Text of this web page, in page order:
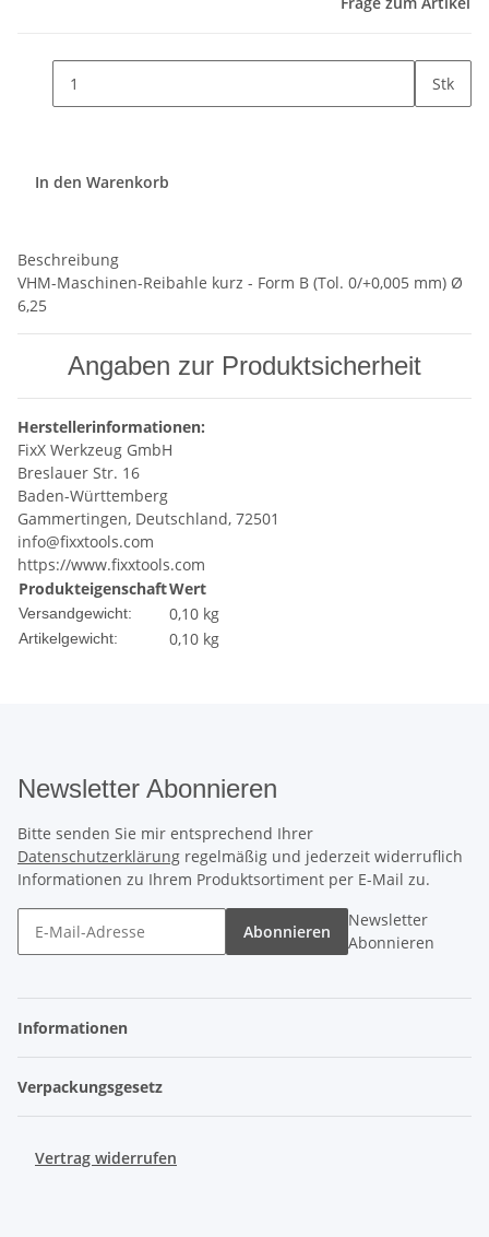
Stk
In den Warenkorb
Beschreibung
VHM-Maschinen-Reibahle kurz - Form B (Tol. 0/+0,005 mm) Ø
6,25
Angaben zur Produktsicherheit
Herstellerinformationen:
FixX Werkzeug GmbH
Breslauer Str. 16
Baden-Württemberg
Gammertingen, Deutschland, 72501
info@fixxtools.com
https://www.fixxtools.com
ProdukteigenschaftWert
Versandgewicht: 0,10 kg
Artikelgewicht: 0,10 kg
Newsletter Abonnieren
Bitte senden Sie mir entsprechend Ihrer
Datenschutzerklärung regelmäßig und jederzeit widerruflich
Informationen zu Ihrem Produktsortiment per E-Mail zu.
Abonnieren
Newsletter
Abonnieren
Informationen
Verpackungsgesetz
Vertrag widerrufen